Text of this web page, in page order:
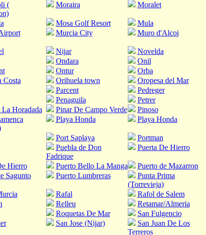
(
Moraira Moralet
Mosa Golf Resort
Mula
Murcia City Muro d'Alcoi
Nijar
Novelda
Ondara
Onil
Ontur
Orba
Costa
Orihuela town
Oropesa del Mar
Parcent
Pedreger
Penaguila
Petrer
Horadada
Pinar De Campo Verde
Pinoso
Playa Honda Playa Honda
Port Saplaya
Portman
Puebla de Don
Fadrique
Puerta De Hierro
Hierro Puerto Bello La Manga
Puerto de Mazarron
Sagunto
Puerto Lumbreras
Punta Prima
(Torrevieja)
Rafal
Rafol de Salem
Relleu
Retamar/Almeria
Roquetas De Mar
San Fulgencio
San Jose (Nijar)
San Juan De Los
Terreros